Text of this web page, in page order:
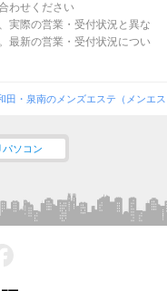
わせください
実際の営業・受付状況と異な
最新の営業・受付状況につい
田・泉南のメンズエステ（メンエ
パソコン